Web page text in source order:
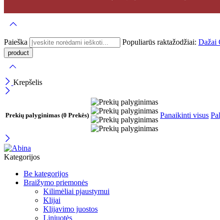
Paieška Populiarūs raktažodžiai: Dažai
Krepšelis
Prekių palyginimas (0 Prekės) Panaikinti visus
Kategorijos
Be kategorijos
Braižymo priemonės
Kilimėliai pjaustymui
Klijai
Klijavimo juostos
Liniuotės